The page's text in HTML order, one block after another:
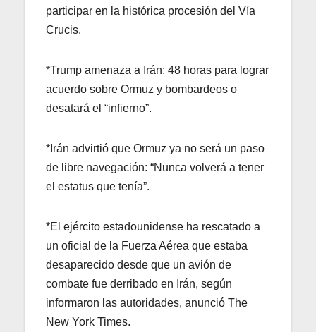
participar en la histórica procesión del Vía
Crucis.
*Trump amenaza a Irán: 48 horas para lograr
acuerdo sobre Ormuz y bombardeos o
desatará el “infierno”.
*Irán advirtió que Ormuz ya no será un paso
de libre navegación: “Nunca volverá a tener
el estatus que tenía”.
*El ejército estadounidense ha rescatado a
un oficial de la Fuerza Aérea que estaba
desaparecido desde que un avión de
combate fue derribado en Irán, según
informaron las autoridades, anunció The
New York Times.